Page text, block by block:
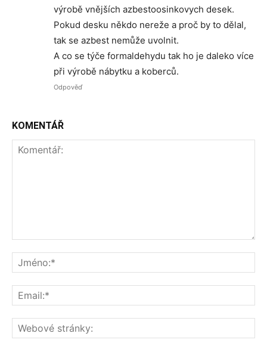
výrobě vnějších azbestoosinkovych desek.
Pokud desku někdo nereže a proč by to dělal,
tak se azbest nemůže uvolnit.
A co se týče formaldehydu tak ho je daleko více
při výrobě nábytku a koberců.
Odpověď
KOMENTÁŘ